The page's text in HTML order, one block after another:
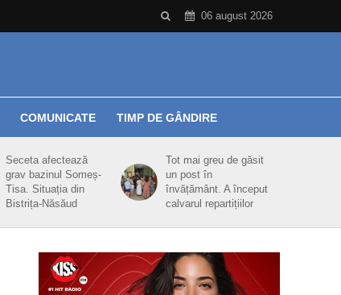
06 august 2026
COMUNICATE TIMP DE GÂNDIRE
Seceta afectează
grav bazinul Someș-
Tisa. Situația din
Bistrița-Năsăud
Tot mai greu de găsit
un post în
învățământ. A început
calvarul repartițiilor